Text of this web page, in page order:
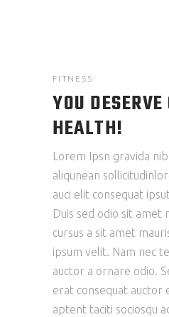
FITNESS
YOU DESERVE
HEALTH!
Lorem Ipsn gravida
aliqunean
auci elit consequat
Duis sed odio sit amet
cursus a sit amet
ipsum velit. Nam nec
auctor a ornare odio.
erat consequat auctor
aptent taciti sociosqu